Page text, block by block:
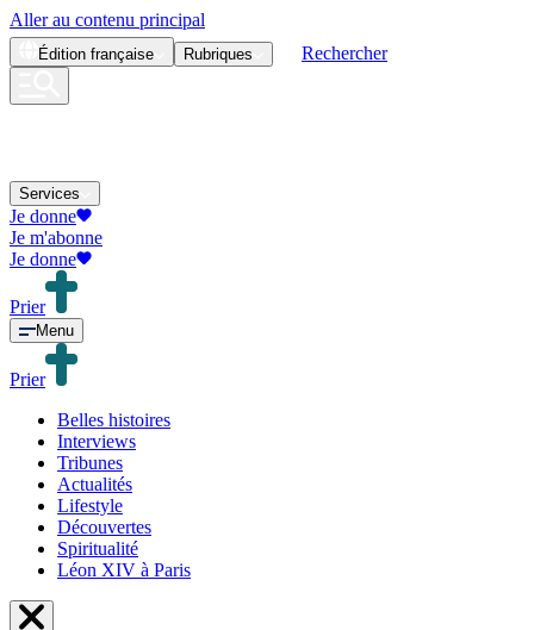
Aller au contenu principal
Édition française Rubriques Rechercher
Services
Je donne
Je m'abonne
Je donne
Prier
Menu
Prier
Belles histoires
Interviews
Tribunes
Actualités
Lifestyle
Découvertes
Spiritualité
Léon XIV à Paris